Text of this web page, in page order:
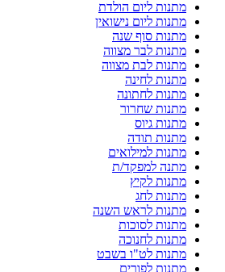
מתנות ליום הולדת
מתנות ליום נישואין
מתנות סוף שנה
מתנות לבר מצווה
מתנות לבת מצווה
מתנות לחינה
מתנות לחתונה
מתנות שחרור
מתנות גיוס
מתנות תודה
מתנות למילואים
מתנה למפקד/ת
מתנות לקיץ
מתנות לחג
מתנות לראש השנה
מתנות לסוכות
מתנות לחנוכה
מתנות לט"ו בשבט
מתנות לפורים